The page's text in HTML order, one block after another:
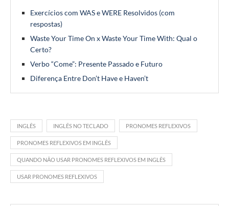
Exercícios com WAS e WERE Resolvidos (com
respostas)
Waste Your Time On x Waste Your Time With: Qual o
Certo?
Verbo “Come”: Presente Passado e Futuro
Diferença Entre Don’t Have e Haven’t
INGLÊS INGLÊS NO TECLADO PRONOMES REFLEXIVOS
PRONOMES REFLEXIVOS EM INGLÊS
QUANDO NÃO USAR PRONOMES REFLEXIVOS EM INGLÊS
USAR PRONOMES REFLEXIVOS